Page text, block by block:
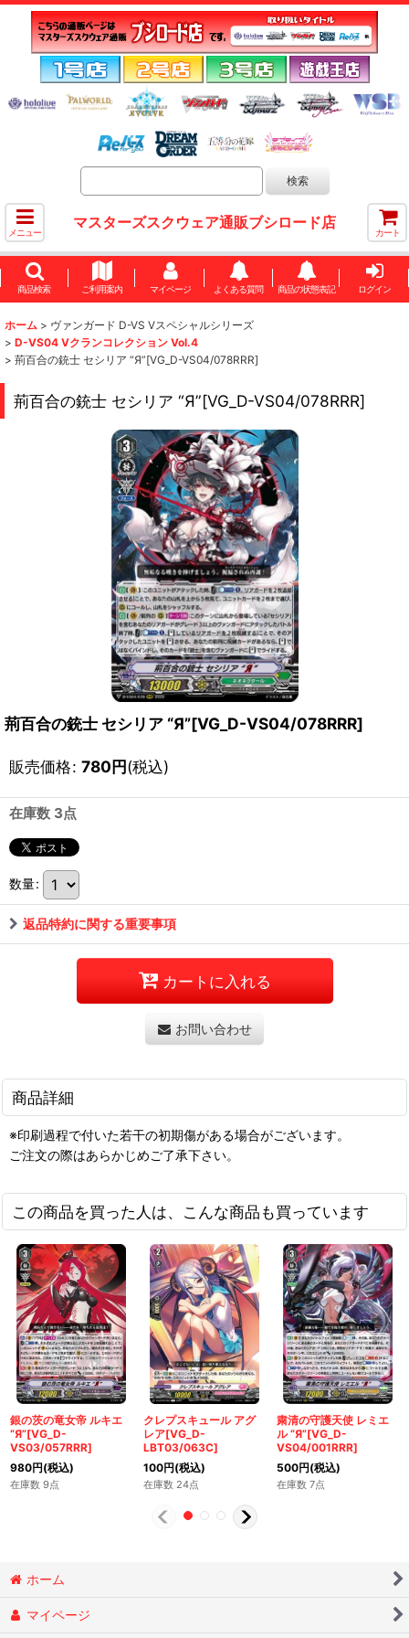
メニュー
マスターズスクウェア通販ブシロード店
カート
商品検索 ご利用案内 マイページ よくある質問 商品の状態表記 ログイン
ホーム > ヴァンガード D-VS Vスペシャルシリーズ
> D-VS04 Vクランコレクション Vol.4
> 荊百合の銃士 セシリア “Я”[VG_D-VS04/078RRR]
荊百合の銃士 セシリア “Я”[VG_D-VS04/078RRR]
荊百合の銃士 セシリア “Я”[VG_D-VS04/078RRR]
販売価格: 780円(税込)
在庫数 3点
数量:
返品特約に関する重要事項
カートに入れる
お問い合わせ
商品詳細
※印刷過程で付いた若干の初期傷がある場合がございます。
ご注文の際はあらかじめご了承下さい。
この商品を買った人は、こんな商品も買っています
銀の茨の竜女帝 ルキエ
“Я”[VG_D-
VS03/057RRR]
980円(税込)
在庫数 9点
クレプスキュール アグ
レア[VG_D-
LBT03/063C]
100円(税込)
在庫数 24点
粛清の守護天使 レミエ
ル “Я”[VG_D-
VS04/001RRR]
500円(税込)
在庫数 7点
ホーム
マイページ